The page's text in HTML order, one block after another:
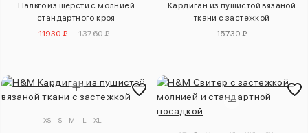
Пальто из шерсти с молнией
стандартного кроя
11930 ₽
13760 ₽
Кардиган из пушистой вязаной
ткани с застежкой
15730 ₽
XS S M L XL